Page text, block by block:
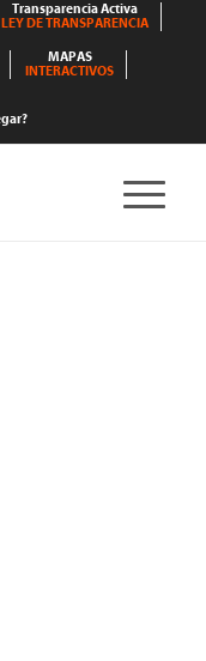
Transparencia Activa
LEY DE TRANSPARENCIA
MAPAS
INTERACTIVOS